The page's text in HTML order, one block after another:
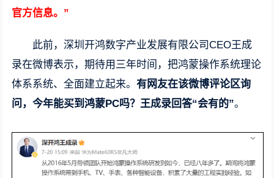
官方信息。”
此前，深圳开鸿数字产业发展有限公司CEO王成
录在微博表示，期待用三年时间，把鸿蒙操作系统理论
体系系统、全面建立起来。有网友在该微博评论区询
问，今年能买到鸿蒙PC吗？王成录回答“会有的”。